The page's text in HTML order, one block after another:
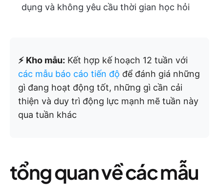
dụng và không yêu cầu thời gian học hỏi
⚡ Kho mẫu: Kết hợp kế hoạch 12 tuần với
các mẫu báo cáo tiến độ để đánh giá những
gì đang hoạt động tốt, những gì cần cải
thiện và duy trì động lực mạnh mẽ tuần này
qua tuần khác
tổng quan về các mẫu